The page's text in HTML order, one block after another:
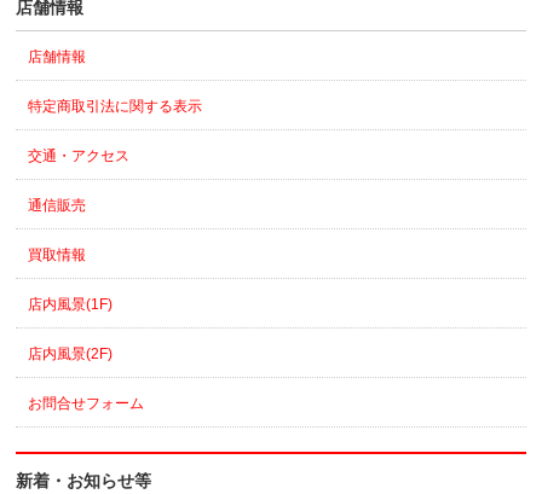
店舗情報
店舗情報
特定商取引法に関する表示
交通・アクセス
通信販売
買取情報
店内風景(1F)
店内風景(2F)
お問合せフォーム
新着・お知らせ等